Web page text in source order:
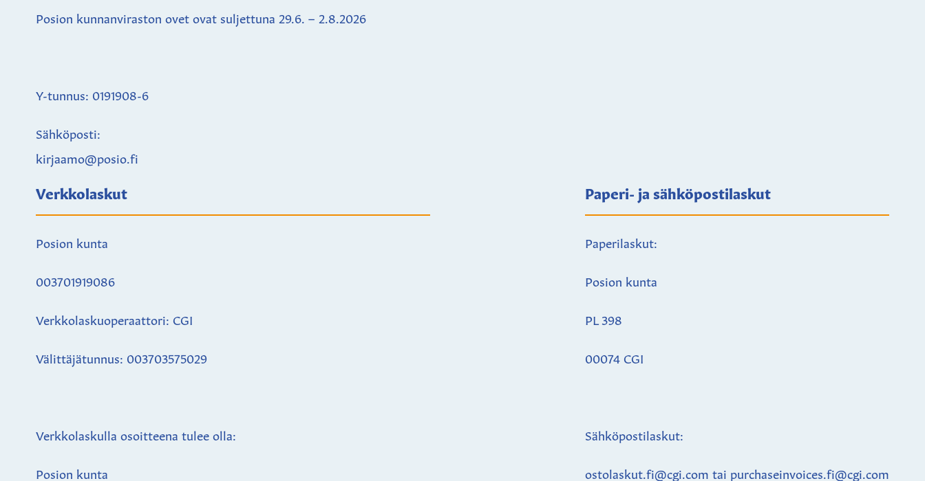
Posion kunnanviraston ovet ovat suljettuna 29.6. – 2.8.2026
Y-tunnus: 0191908-6
Sähköposti:
kirjaamo@posio.fi
Verkkolaskut
Posion kunta
003701919086
Verkkolaskuoperaattori: CGI
Välittäjätunnus: 003703575029
Verkkolaskulla osoitteena tulee olla:
Posion kunta
Paperi- ja sähköpostilaskut
Paperilaskut:
Posion kunta
PL 398
00074 CGI
Sähköpostilaskut:
ostolaskut.fi@cgi.com tai purchaseinvoices.fi@cgi.com